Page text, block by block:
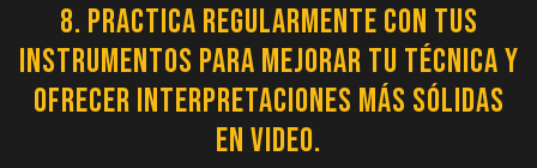
8. Practica regularmente con tus
instrumentos para mejorar tu técnica y
ofrecer interpretaciones más sólidas
en video.